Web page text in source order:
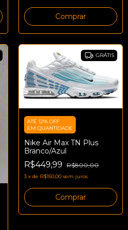
Comprar
GRÁTIS
ATÉ 12% OFF
EM QUANTIDADE
Nike Air Max TN Plus
Branco/Azul
R$449,99 R$800,00
3 x de R$150,00 sem juros
Comprar